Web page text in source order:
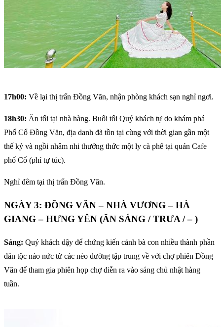
17h00: Về lại thị trấn Đồng Văn, nhận phòng khách sạn nghỉ ngơi.
18h30: Ăn tối tại nhà hàng. Buổi tối Quý khách tự do khám phá
Phố Cổ Đồng Văn, địa danh đã tồn tại cùng với thời gian gần một
thế kỷ và ngồi nhâm nhi thưởng thức một ly cà phê tại quán Cafe
phố Cổ (phí tự túc).
Nghỉ đêm tại thị trấn Đồng Văn.
NGÀY 3: ĐỒNG VĂN – NHÀ VƯƠNG – HÀ
GIANG – HƯNG YÊN (ĂN SÁNG / TRƯA / – )
Sáng: Quý khách dậy để chứng kiến cảnh bà con nhiều thành phần
dân tộc náo nức từ các nèo đường tập trung về với chợ phiên Đồng
Văn để tham gia phiên họp chợ diễn ra vào sáng chủ nhật hàng
tuần.